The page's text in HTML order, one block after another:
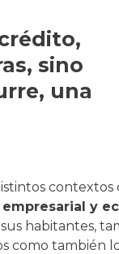
sino
una
contextos
y
habitantes,
como también